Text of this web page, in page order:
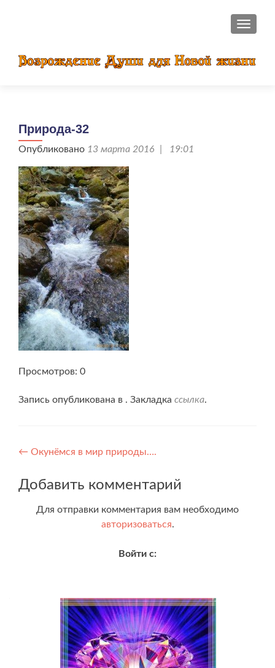
Природа-32
Опубликовано 13 марта 2016 | 19:01
Просмотров: 0
Запись опубликована в . Закладка ссылка.
Навигация
по
записям
← Окунёмся в мир природы….
Добавить комментарий
Для отправки комментария вам необходимо
авторизоваться.
Войти с: